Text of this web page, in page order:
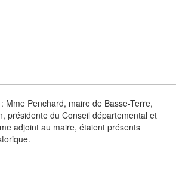
Mme Penchard, maire de Basse-Terre,
présidente du Conseil départemental et
adjoint au maire, étaient présents